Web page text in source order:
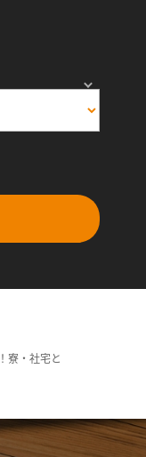
寮・社宅と